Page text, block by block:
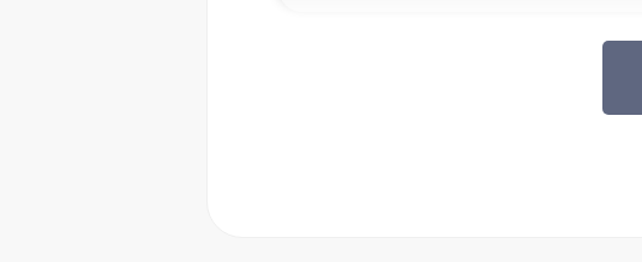
緊急救援の時代
東ティモール豪雨緊急